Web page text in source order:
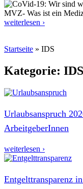
MVZ- Was ist ein
weiterlesen ›
Startseite » IDS
Kategorie: IDS
Urlaubsanspruch
ArbeitgeberInnen
weiterlesen ›
Entgelttransparenz